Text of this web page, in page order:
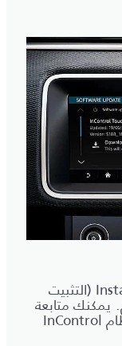
يبدأ التحديث بعد الضغط على Install now (التثبيت
يمكنك متابعة
استخدام السيارة الكعادة أثناء تحديث نظام InControl